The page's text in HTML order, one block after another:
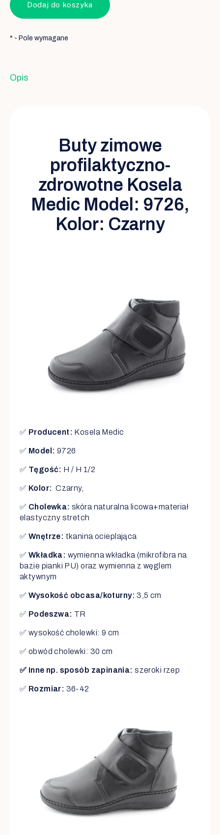
Dodaj do koszyka
* - Pole wymagane
Opis
Buty zimowe
profilaktyczno-
zdrowotne Kosela
Medic Model: 9726,
Kolor: Czarny
✅ Producent: Kosela Medic
✅ Model: 9726
✅ Tęgość: H / H 1/2
✅ Kolor: Czarny,
✅ Cholewka: skóra naturalna licowa+materiał
elastyczny stretch
✅ Wnętrze: tkanina ocieplająca
✅ Wkładka: wymienna wkładka (mikrofibra na
bazie pianki PU) oraz wymienna z węglem
aktywnym
✅ Wysokość obcasa/koturny: 3,5 cm
✅ Podeszwa: TR
✅ wysokość cholewki: 9 cm
✅ obwód cholewki: 30 cm
✅ Inne np. sposób zapinania: szeroki rzep
✅ Rozmiar: 36-42